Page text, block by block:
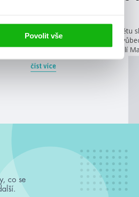
Povolit vše
„Ale kniha byla lepší.“ Tuhle
z kina velmi často, ale dá se
srovnávat? Nad tím se zamýšlí
číst více
co se